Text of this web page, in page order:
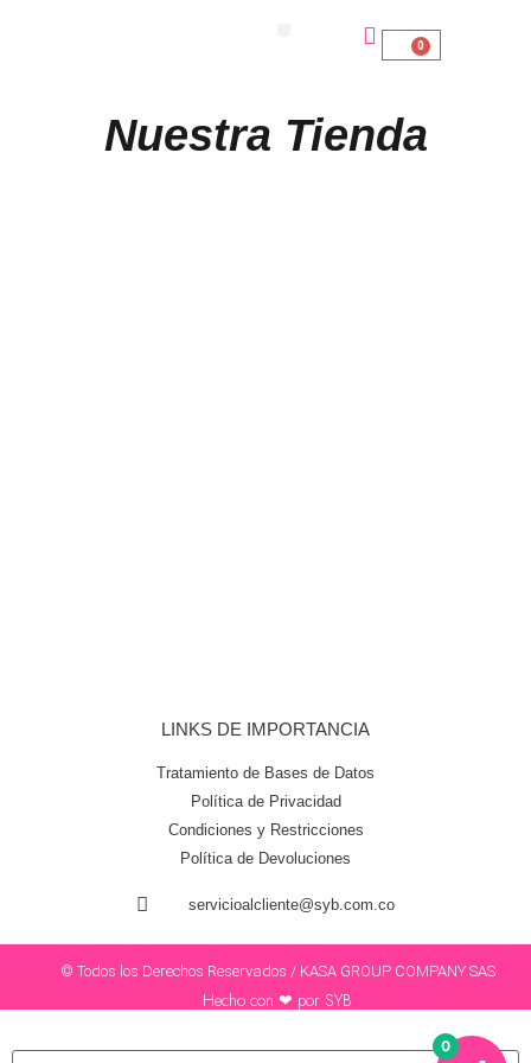
0
Nuestra Tienda
LINKS DE IMPORTANCIA
Tratamiento de Bases de Datos
Política de Privacidad
Condiciones y Restricciones
Política de Devoluciones
servicioalcliente@syb.com.co
© Todos los Derechos Reservados / KASA GROUP COMPANY SAS
Hecho con ❤ por SYB
0